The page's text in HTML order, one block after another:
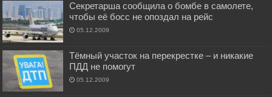
Секретарша сообщила о бомбе в самолете,
чтобы её босс не опоздал на рейс
05.12.2009
Тёмный участок на перекрестке – и никакие
ПДД не помогут
05.12.2009